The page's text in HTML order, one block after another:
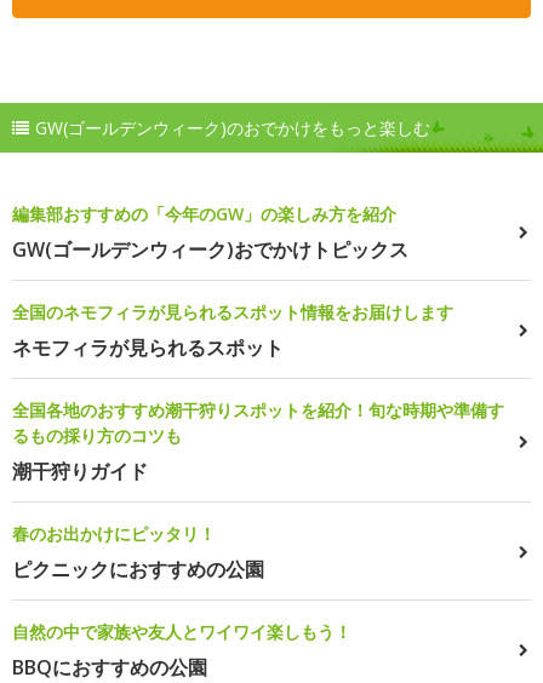
GW(ゴールデンウィーク)のおでかけをもっと楽しむ
編集部おすすめの「今年のGW」の楽しみ方を紹介
GW(ゴールデンウィーク)おでかけトピックス
全国のネモフィラが見られるスポット情報をお届けします
ネモフィラが見られるスポット
全国各地のおすすめ潮干狩りスポットを紹介！旬な時期や準備す
るもの採り方のコツも
潮干狩りガイド
春のお出かけにピッタリ！
ピクニックにおすすめの公園
自然の中で家族や友人とワイワイ楽しもう！
BBQにおすすめの公園